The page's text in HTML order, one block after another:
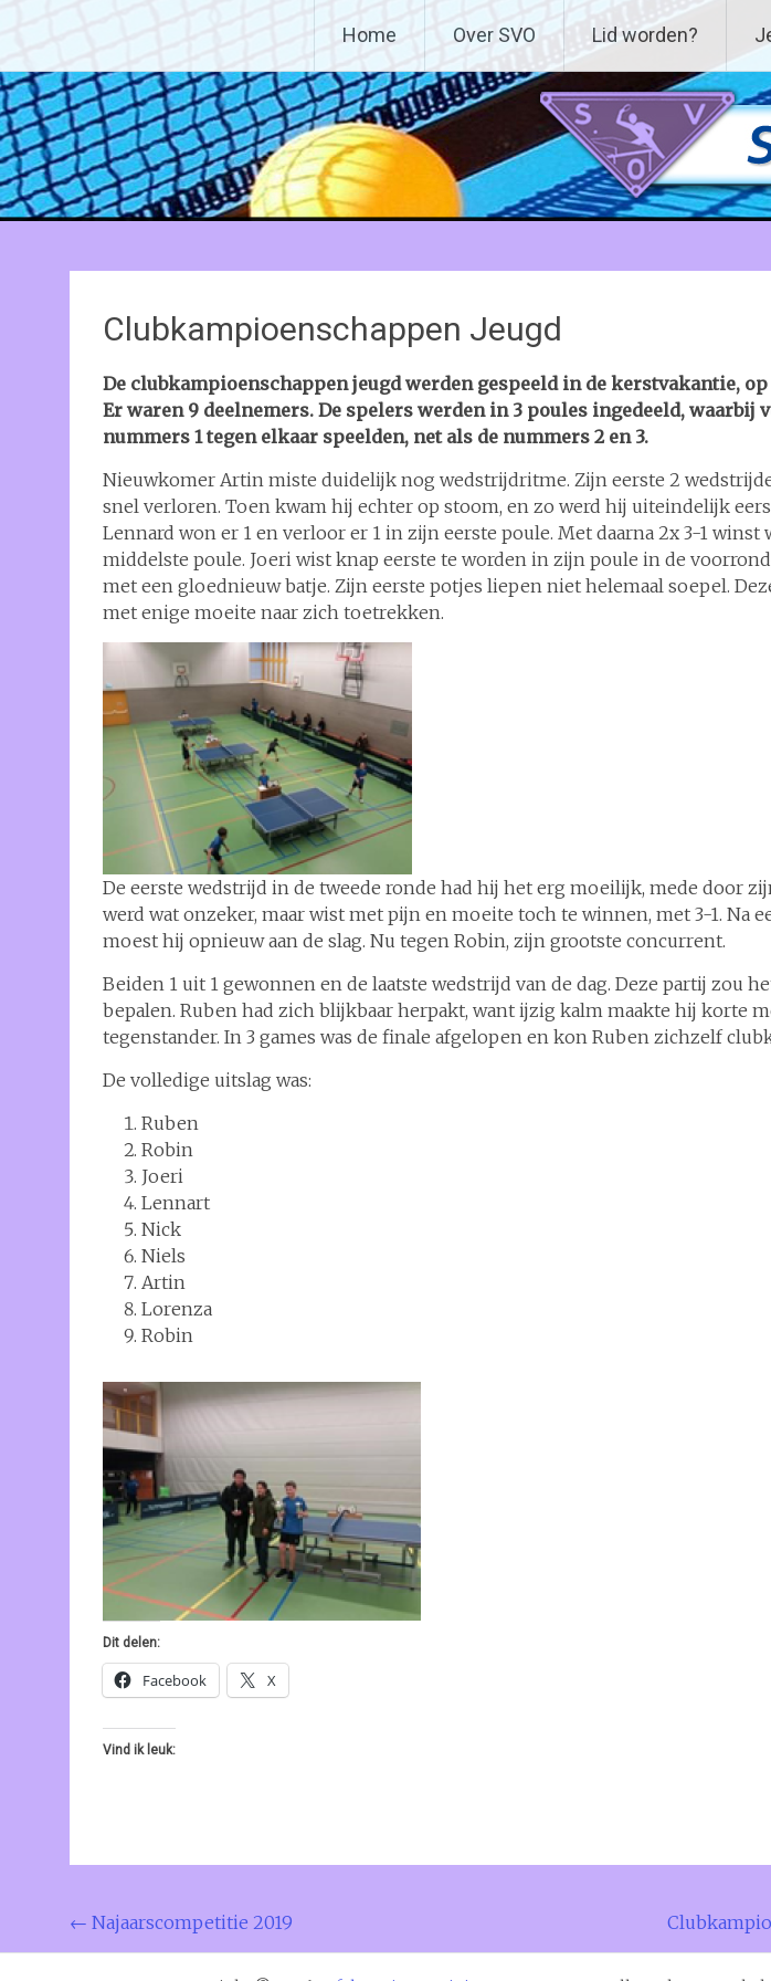
de
inhoud
Tafeltennisvereniging SVO De Meern
Home Over SVO Lid worden?
Clubkampioenschappen Jeugd
De clubkampioenschappen jeugd werden gespeeld in de kerstvakantie,
Er waren 9 deelnemers. De spelers werden in 3 poules ingedeeld, waarbij
nummers 1 tegen elkaar speelden, net als de nummers 2 en 3.
Nieuwkomer Artin miste duidelijk nog wedstrijdritme. Zijn eerste 2
snel verloren. Toen kwam hij echter op stoom, en zo werd hij uiteindelijk
Lennard won er 1 en verloor er 1 in zijn eerste poule. Met daarna 2x 3-1 winst
middelste poule. Joeri wist knap eerste te worden in zijn poule in de
met een gloednieuw batje. Zijn eerste potjes liepen niet helemaal soepel.
met enige moeite naar zich toetrekken.
De eerste wedstrijd in de tweede ronde had hij het erg moeilijk, mede door
werd wat onzeker, maar wist met pijn en moeite toch te winnen, met 3-1. Na
moest hij opnieuw aan de slag. Nu tegen Robin, zijn grootste concurrent.
Beiden 1 uit 1 gewonnen en de laatste wedstrijd van de dag. Deze partij zou
bepalen. Ruben had zich blijkbaar herpakt, want ijzig kalm maakte hij korte
tegenstander. In 3 games was de finale afgelopen en kon Ruben zichzelf
De volledige uitslag was:
Ruben
Robin
Joeri
Lennart
Nick
Niels
Artin
Lorenza
Robin
Dit delen:
Facebook X
Vind ik leuk:
Bericht
navigatie
← Najaarscompetitie 2019